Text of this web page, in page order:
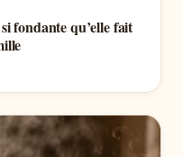
fondante qu’elle fait